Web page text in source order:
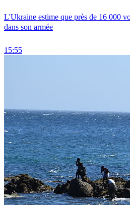
L'Ukraine estime que près de 16 000
dans son armée
15:55